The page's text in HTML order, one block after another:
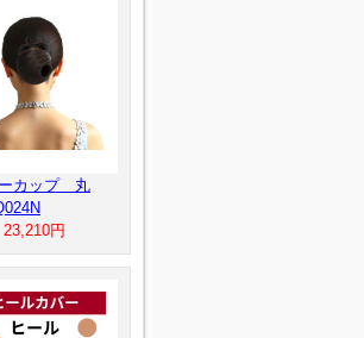
カップ 丸
23,210円